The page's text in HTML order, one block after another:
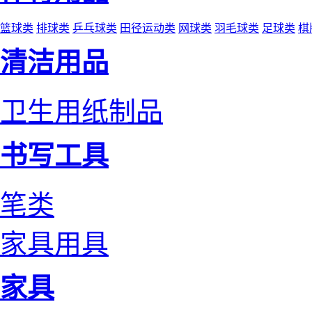
篮球类 排球类 乒乓球类 田径运动类 网球类 羽毛球类 足球类 棋
清洁用品
卫生用纸制品
书写工具
笔类
家具用具
家具